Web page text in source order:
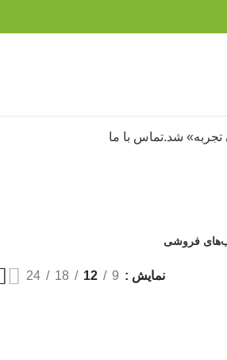
تجربه» شد.تماس با ما
فروشی
نمایش 9
12
18
24